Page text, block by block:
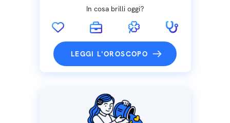
In cosa brilli oggi?
LEGGI L'OROSCOPO